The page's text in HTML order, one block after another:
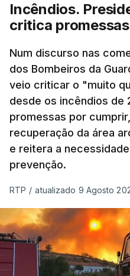
Incêndios.
critica
Num discurso nas
dos Bombeiros da
veio criticar o "muito
desde os incêndios de
promessas por
recuperação da área
e reitera a
prevenção.
RTP / atualizado 9 Agosto